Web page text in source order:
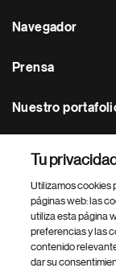
Navegador
Prensa
Nuestro
Footer Site Search
Tu
Utilizamos cookies
páginas web: las
utiliza esta página
preferencias y las
contenido
dar su